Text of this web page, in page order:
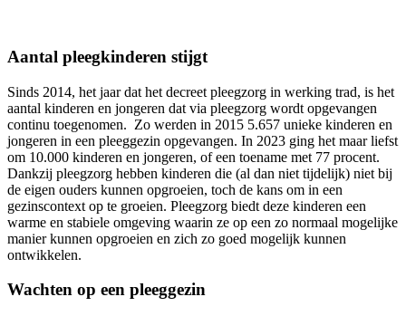
Aantal pleegkinderen stijgt
Sinds 2014, het jaar dat het decreet pleegzorg in werking trad, is het
aantal kinderen en jongeren dat via pleegzorg wordt opgevangen
continu toegenomen. Zo werden in 2015 5.657 unieke kinderen en
jongeren in een pleeggezin opgevangen. In 2023 ging het maar liefst
om 10.000 kinderen en jongeren, of een toename met 77 procent.
Dankzij pleegzorg hebben kinderen die (al dan niet tijdelijk) niet bij
de eigen ouders kunnen opgroeien, toch de kans om in een
gezinscontext op te groeien. Pleegzorg biedt deze kinderen een
warme en stabiele omgeving waarin ze op een zo normaal mogelijke
manier kunnen opgroeien en zich zo goed mogelijk kunnen
ontwikkelen.
Wachten op een pleeggezin